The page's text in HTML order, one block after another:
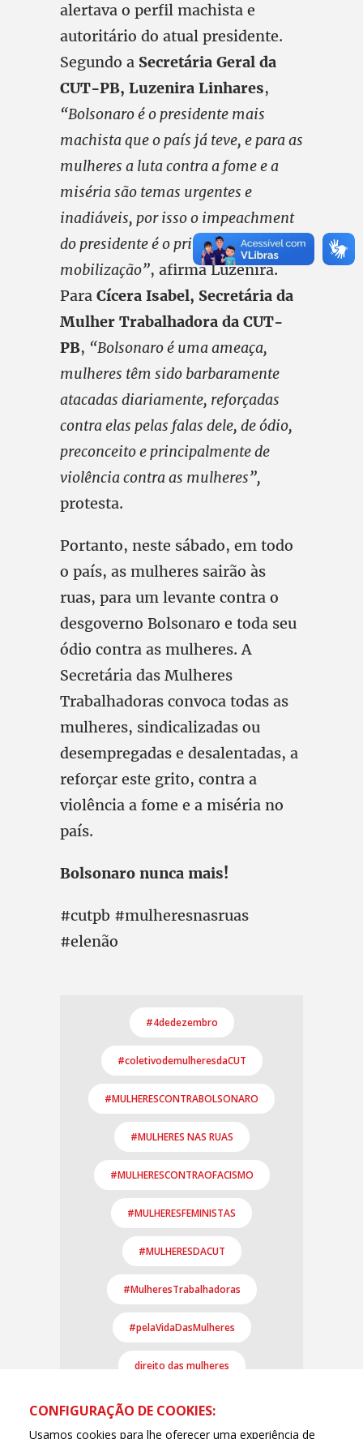
alertava o perfil machista e
autoritário do atual presidente.
Segundo a Secretária Geral da
CUT-PB, Luzenira Linhares,
“Bolsonaro é o presidente mais
machista que o país já teve, e para as
mulheres a luta contra a fome e a
miséria são temas urgentes e
inadiáveis, por isso o impeachment
do presidente é o principal foco desta
mobilização”, afirma Luzenira.
Para Cícera Isabel, Secretária da
Mulher Trabalhadora da CUT-
PB, “Bolsonaro é uma ameaça,
mulheres têm sido barbaramente
atacadas diariamente, reforçadas
contra elas pelas falas dele, de ódio,
preconceito e principalmente de
violência contra as mulheres”,
protesta.
Portanto, neste sábado, em todo
o país, as mulheres sairão às
ruas, para um levante contra o
desgoverno Bolsonaro e toda seu
ódio contra as mulheres. A
Secretária das Mulheres
Trabalhadoras convoca todas as
mulheres, sindicalizadas ou
desempregadas e desalentadas, a
reforçar este grito, contra a
violência a fome e a miséria no
país.
Bolsonaro nunca mais!
#cutpb #mulheresnasruas
#elenão
#4dedezembro
#coletivodemulheresdaCUT
#MULHERESCONTRABOLSONARO
#MULHERES NAS RUAS
#MULHERESCONTRAOFACISMO
#MULHERESFEMINISTAS
#MULHERESDACUT
#MulheresTrabalhadoras
#pelaVidaDasMulheres
direito das mulheres
CONFIGURAÇÃO DE COOKIES:
Usamos cookies para lhe oferecer uma experiência de